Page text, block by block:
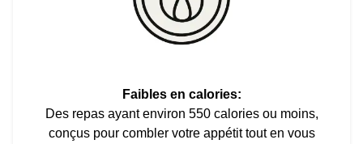
Faibles en calories:
Des repas ayant environ 550 calories ou moins,
conçus pour combler votre appétit tout en vous